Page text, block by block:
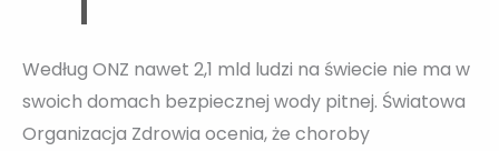
Według ONZ nawet 2,1 mld ludzi na świecie nie ma w
swoich domach bezpiecznej wody pitnej. Światowa
Organizacja Zdrowia ocenia, że choroby